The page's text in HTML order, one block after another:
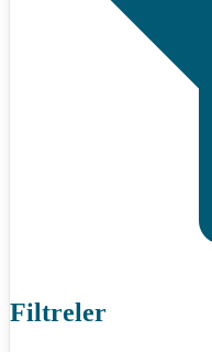
Filtreler